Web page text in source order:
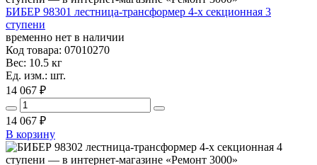
БИБЕР 98301 лестница-трансформер 4-х секционная 3
ступени
временно нет в наличии
Код товара: 07010270
Вес: 10.5 кг
Ед. изм.: шт.
14 067 ₽
14 067 ₽
В корзину